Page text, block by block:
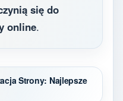
się do
online.
Strony: Najlepsze